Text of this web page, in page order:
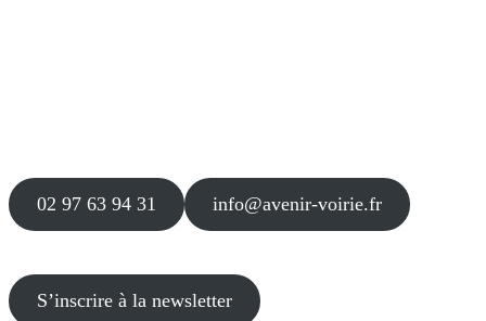
02 97 63 94 31 info@avenir-voirie.fr
S’inscrire à la newsletter